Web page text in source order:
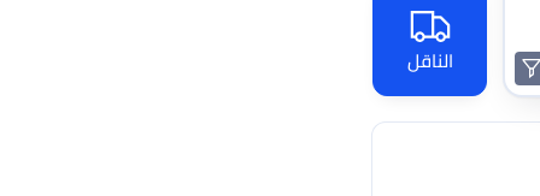
الناقل